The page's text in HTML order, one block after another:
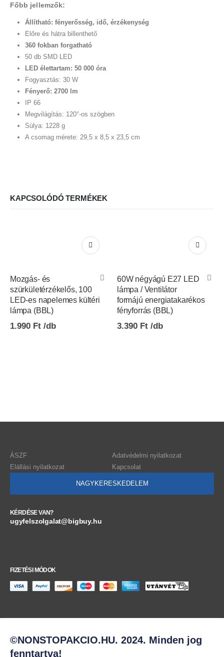
Főbb jellemzők:
Állítható: fényerősség, idő, érzékenység
Előre és hátra billenthető
360 fokban forgatható
50 db SMD LED
LED élettartam: 50 000 óra
Fogyasztás: 30 W
Fényerő: 2700 lm
IP 66
Megvilágítás: 120°-os szögben
Súlya: 1228 g
A csomag mérete: 29,5 x 8,5 x 23,5 cm
KAPCSOLÓDÓ TERMÉKEK
Mozgás- és
szürkületérzékelős, 100
LED-es napelemes kültéri
lámpa (BBL)
1.990 Ft
60W négyágú E27 LED
lámpa / Ventilátor
formájú energiatakarékos
fényforrás (BBL)
3.390 Ft
ÁSZF
Adatvédelmi nyilatkozat
Elállási nyilatkozat
Kapcsolat
NAGYKERESKEDELEM
KÉRDÉSE VAN?
ugyfelszolgalat@bigbuy.hu
FIZETÉSI MÓDOK
©NONSTOPAKCIO.HU. 2024. Minden jog
fenntartva!